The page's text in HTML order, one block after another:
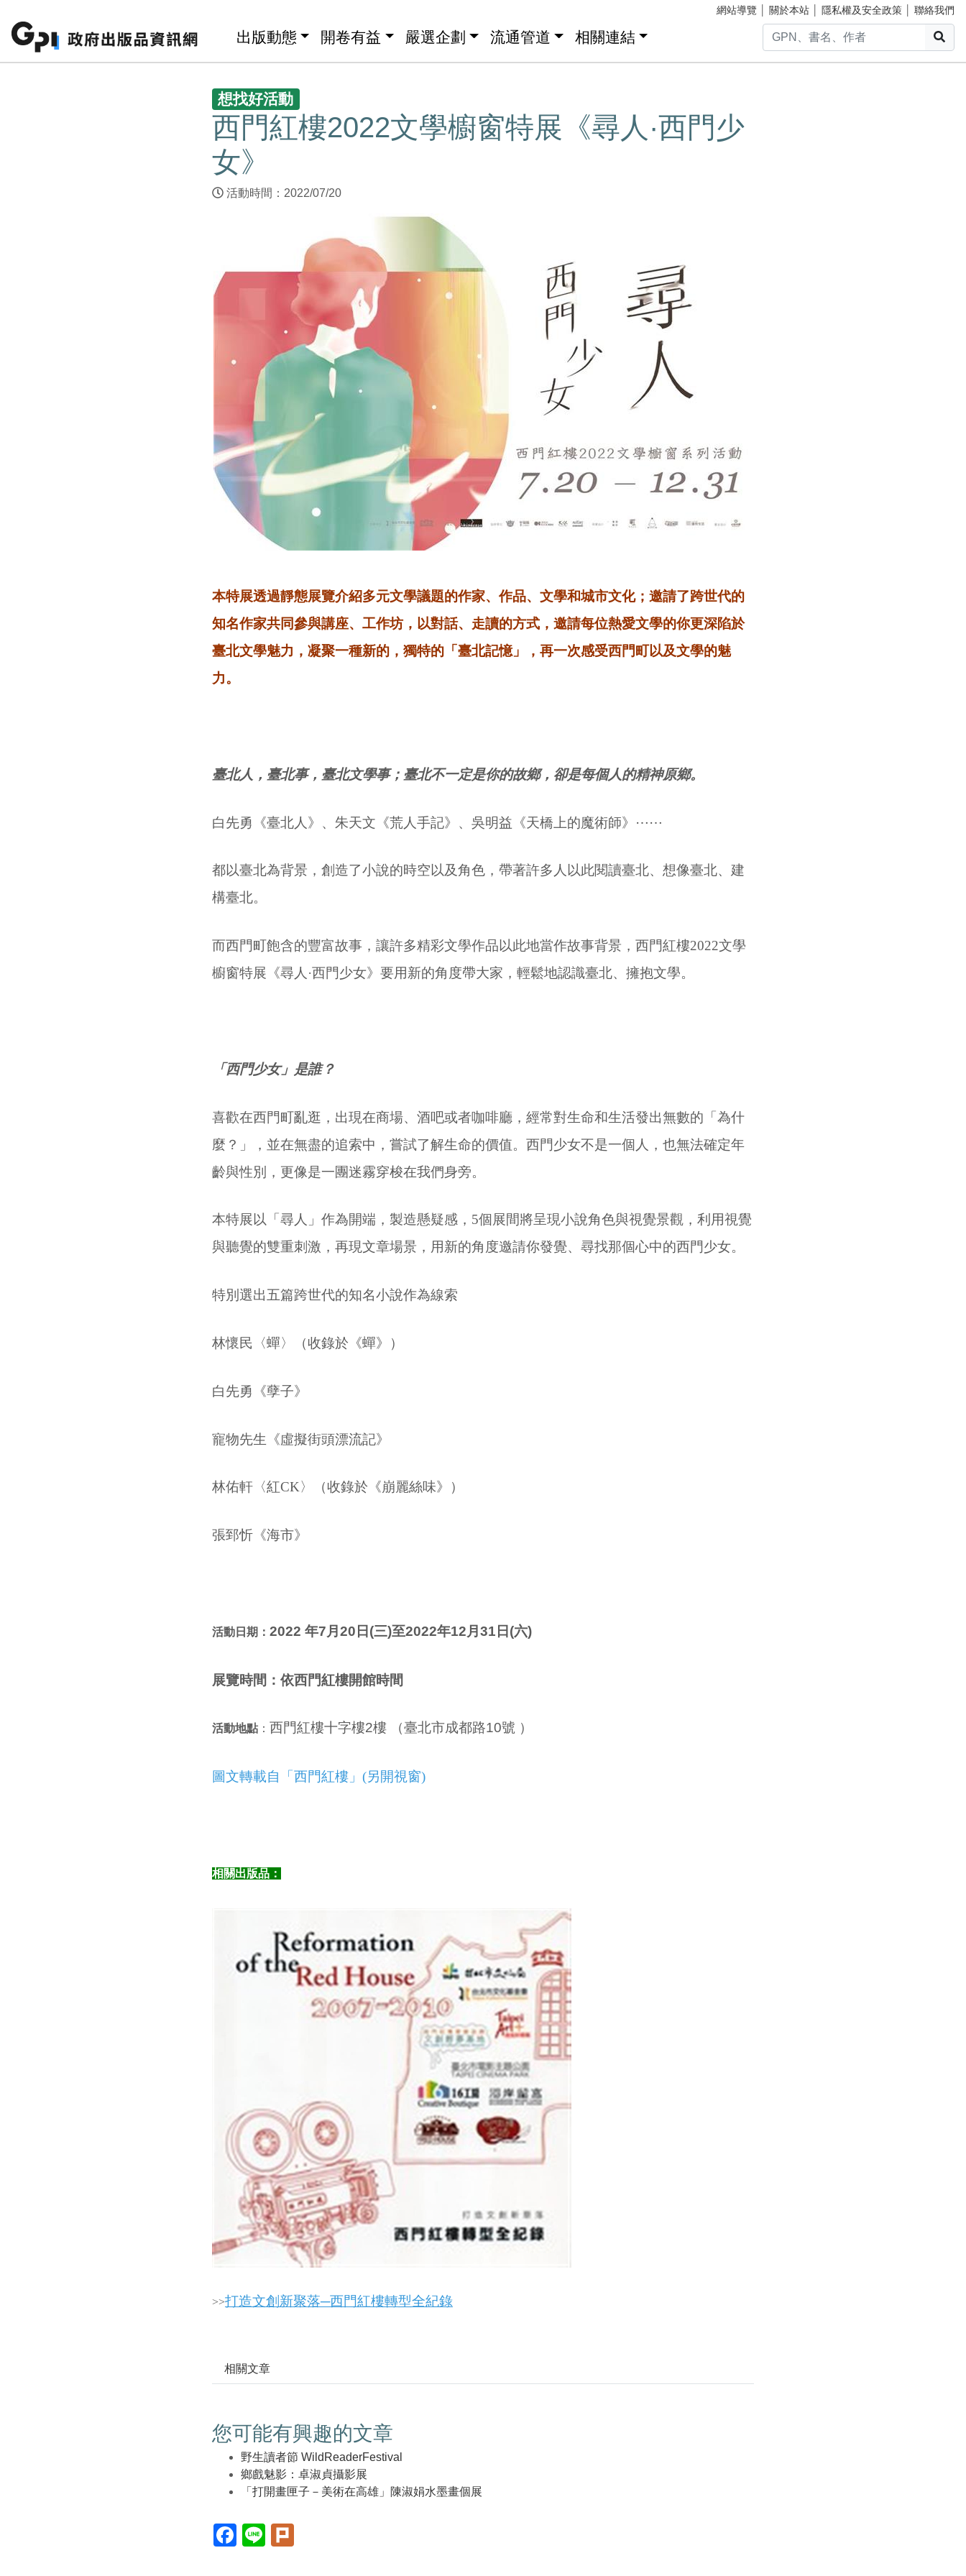
網站導覽 關於本站 隱私權及安全政策 聯絡我們
出版動態 開卷有益 嚴選企劃 流通管道 相關連結
想找好活動
西門紅樓2022文學櫥窗特展《尋人·西門少
女》
活動時間：2022/07/20
本特展透過靜態展覽介紹多元文學議題的作家、作品、文學和城市文化；邀請了跨世代的
知名作家共同參與講座、工作坊，以對話、走讀的方式，邀請每位熱愛文學的你更深陷於
臺北文學魅力，凝聚一種新的，獨特的「臺北記憶」，再一次感受西門町以及文學的魅
力。
臺北人，臺北事，臺北文學事；臺北不一定是你的故鄉，卻是每個人的精神原鄉。
白先勇《臺北人》、朱天文《荒人手記》、吳明益《天橋上的魔術師》⋯⋯
都以臺北為背景，創造了小說的時空以及角色，帶著許多人以此閱讀臺北、想像臺北、建
構臺北。
而西門町飽含的豐富故事，讓許多精彩文學作品以此地當作故事背景，西門紅樓2022文學
櫥窗特展《尋人·西門少女》要用新的角度帶大家，輕鬆地認識臺北、擁抱文學。
「西門少女」是誰？
喜歡在西門町亂逛，出現在商場、酒吧或者咖啡廳，經常對生命和生活發出無數的「為什
麼？」，並在無盡的追索中，嘗試了解生命的價值。西門少女不是一個人，也無法確定年
齡與性別，更像是一團迷霧穿梭在我們身旁。
本特展以「尋人」作為開端，製造懸疑感，5個展間將呈現小說角色與視覺景觀，利用視覺
與聽覺的雙重刺激，再現文章場景，用新的角度邀請你發覺、尋找那個心中的西門少女。
特別選出五篇跨世代的知名小說作為線索
林懷民〈蟬〉（收錄於《蟬》）
白先勇《孽子》
寵物先生《虛擬街頭漂流記》
林佑軒〈紅CK〉（收錄於《崩麗絲味》）
張郅忻《海市》
活動日期： 2022 年7月20日(三)至2022年12月31日(六)
展覽時間： 依西門紅樓開館時間
活動地點 ： 西門紅樓十字樓2樓 （臺北市成都路10號 ）
圖文轉載自「西門紅樓」(另開視窗)
相關出版品：
>>打造文創新聚落─西門紅樓轉型全紀錄
相關文章
您可能有興趣的文章
野生讀者節 WildReaderFestival
鄉戲魅影：卓淑貞攝影展
「打開畫匣子－美術在高雄」陳淑娟水墨畫個展
Facebook(另
開
Line(另
開